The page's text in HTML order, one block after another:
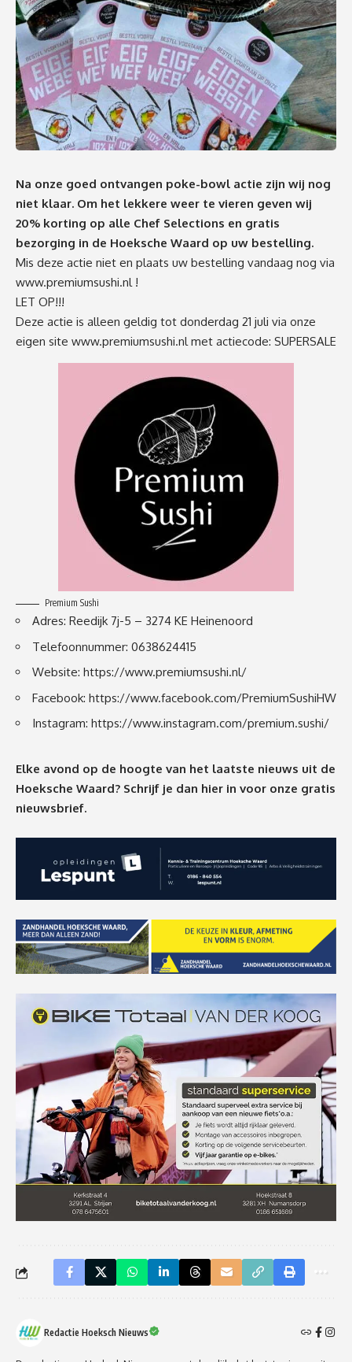
Na onze goed ontvangen poke-bowl actie zijn wij nog
niet klaar. Om het lekkere weer te vieren geven wij
20% korting op alle Chef Selections en gratis
bezorging in de Hoeksche Waard op uw bestelling.
Mis deze actie niet en plaats uw bestelling vandaag nog via
www.premiumsushi.nl!
LET OP!!!
Deze actie is alleen geldig tot donderdag 21 juli via onze
eigen site www.premiumsushi.nlmet actiecode: SUPERSALE
Premium Sushi
Adres: Reedijk 7j-5 – 3274 KE Heinenoord
Telefoonnummer: 0638624415
Website: https://www.premiumsushi.nl/
Facebook: https://www.facebook.com/PremiumSushiHW
Instagram: https://www.instagram.com/premium.sushi/
Elke avond op de hoogte van het laatste nieuws uit de
Hoeksche Waard? Schrijf je dan hier in voor onze gratis
nieuwsbrief.
Redactie Hoeksch Nieuws